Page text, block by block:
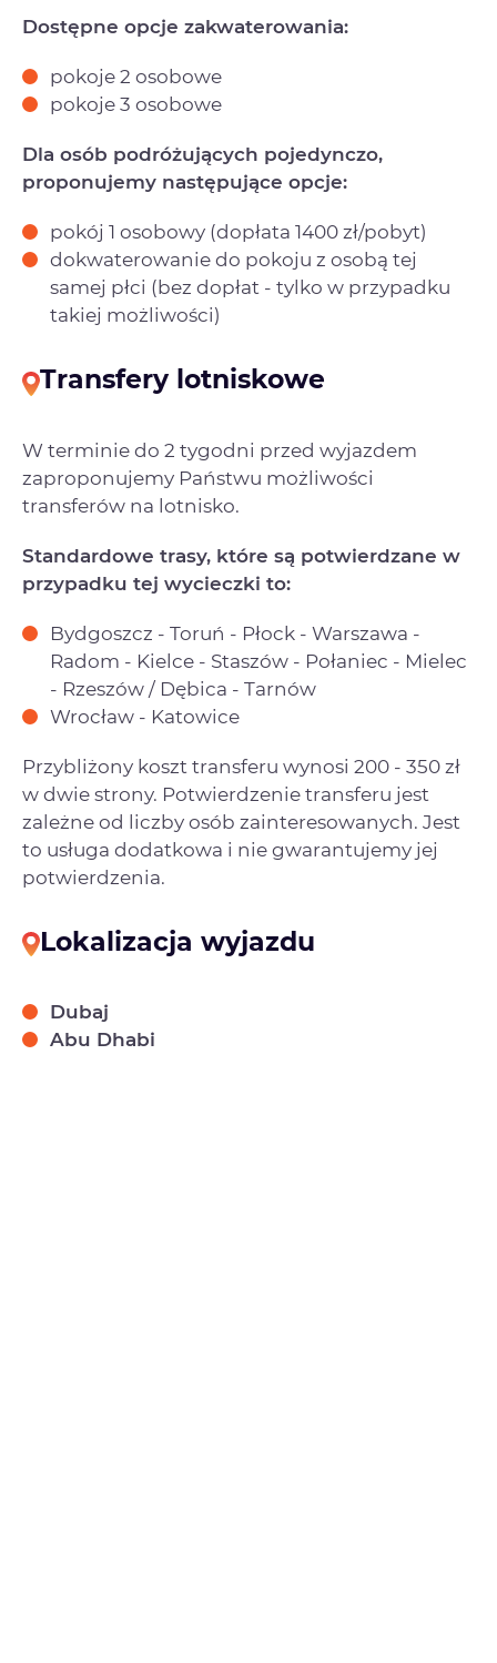
Dostępne opcje zakwaterowania:
pokoje 2 osobowe
pokoje 3 osobowe
Dla osób podróżujących pojedynczo,
proponujemy następujące opcje:
pokój 1 osobowy (dopłata 1400 zł/pobyt)
dokwaterowanie do pokoju z osobą tej
samej płci (bez dopłat - tylko w przypadku
takiej możliwości)
Transfery lotniskowe
W terminie do 2 tygodni przed wyjazdem
zaproponujemy Państwu możliwości
transferów na lotnisko.
Standardowe trasy, które są potwierdzane w
przypadku tej wycieczki to:
Bydgoszcz - Toruń - Płock - Warszawa -
Radom - Kielce - Staszów - Połaniec - Mielec
- Rzeszów / Dębica - Tarnów
Wrocław - Katowice
Przybliżony koszt transferu wynosi 200 - 350 zł
w dwie strony. Potwierdzenie transferu jest
zależne od liczby osób zainteresowanych. Jest
to usługa dodatkowa i nie gwarantujemy jej
potwierdzenia.
Lokalizacja wyjazdu
Dubaj
Abu Dhabi